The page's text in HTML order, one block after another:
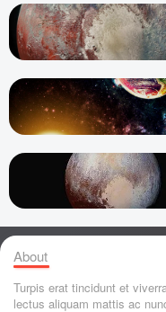
About
Turpis erat tincidunt et
lectus aliquam mattis ac